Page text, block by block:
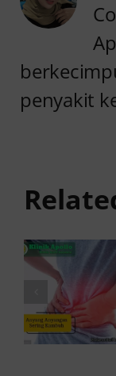
penyakit
dan